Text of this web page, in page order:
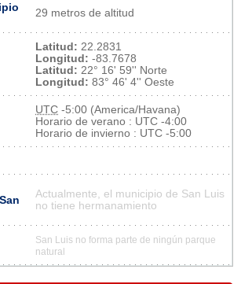
29 metros de altitud
Latitud: 22.2831
Longitud: -83.7678
Latitud: 22° 16' 59'' Norte
Longitud: 83° 46' 4'' Oeste
UTC -5:00 (America/Havana)
Horario de verano : UTC -4:00
Horario de invierno : UTC -5:00
Actualmente, el municipio de San Luis
no tiene hermanamiento
San Luis no forma parte de ningún parque
natural